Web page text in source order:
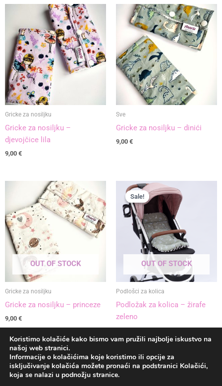
količina
Gricke za nosiljku
Gricke za nosiljku –
djevojčice lila
9,00 €
Sve
Gricke za nosiljku – dinići
9,00 €
OUT OF STOCK
Gricke za nosiljku
Gricke za nosiljku – princeze
9,00 €
Sale!
OUT OF STOCK
Sale!
Podlošci za kolica
Podložak za kolica – žirafe
zeleno
Izvorna
cijena
bila
je:
41,00 €.
Trenutna
cijena
je:
36,90 €.
|Recenzije|Uvjeti poslovanja |Kolačići|
Koristimo kolačiće kako bismo vam pružili najbolje iskustvo na
našoj web stranici.
Informacije o kolačićima koje koristimo ili opcije za
isključivanje kolačića možete pronaći na podstranici Kolačići,
koja se nalazi u podnožju stranice.